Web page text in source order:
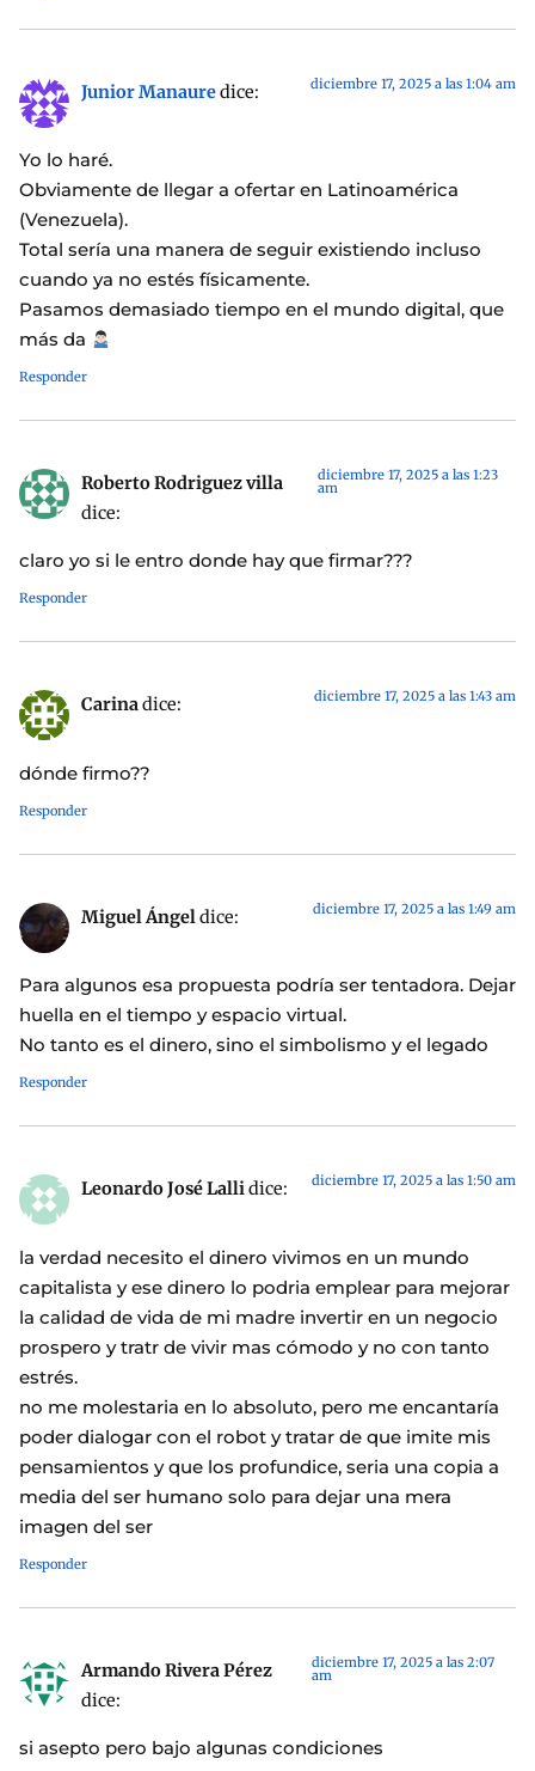
Junior Manauredice: diciembre 17, 2025 a las 1:04 am
Yo lo haré.
Obviamente de llegar a ofertar en Latinoamérica
(Venezuela).
Total sería una manera de seguir existiendo incluso
cuando ya no estés físicamente.
Pasamos demasiado tiempo en el mundo digital, que
más da
Responder
Roberto Rodriguez villa
dice:
diciembre 17, 2025 a las 1:23
am
claro yo si le entro donde hay que firmar???
Responder
Carinadice: diciembre 17, 2025 a las 1:43 am
dónde firmo??
Responder
Miguel Ángeldice: diciembre 17, 2025 a las 1:49 am
Para algunos esa propuesta podría ser tentadora. Dejar
huella en el tiempo y espacio virtual.
No tanto es el dinero, sino el simbolismo y el legado
Responder
Leonardo José Lallidice: diciembre 17, 2025 a las 1:50 am
la verdad necesito el dinero vivimos en un mundo
capitalista y ese dinero lo podria emplear para mejorar
la calidad de vida de mi madre invertir en un negocio
prospero y tratr de vivir mas cómodo y no con tanto
estrés.
no me molestaria en lo absoluto, pero me encantaría
poder dialogar con el robot y tratar de que imite mis
pensamientos y que los profundice, seria una copia a
media del ser humano solo para dejar una mera
imagen del ser
Responder
Armando Rivera Pérez
dice:
diciembre 17, 2025 a las 2:07
am
si asepto pero bajo algunas condiciones